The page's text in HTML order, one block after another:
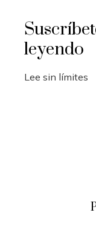
leyendo
Lee sin límites